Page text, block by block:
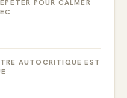
POUR CALMER
AUTOCRITIQUE EST